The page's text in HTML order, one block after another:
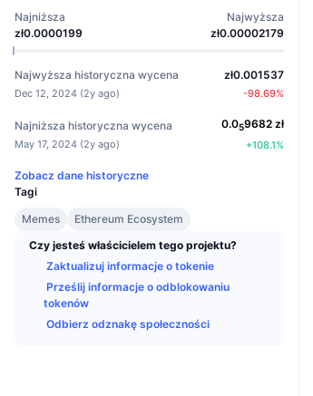
Najniższa
zł0.0000199
Najwyższa
zł0.00002179
Najwyższa historyczna wycena
Dec 12, 2024 (2y ago)
zł0.001537
-98.69%
Najniższa historyczna wycena
May 17, 2024 (2y ago)
0.059682 zł
+108.1%
Zobacz dane historyczne
Tagi
Memes
Ethereum Ecosystem
Czy jesteś właścicielem tego projektu?
Zaktualizuj informacje o tokenie
Prześlij informacje o odblokowaniu
tokenów
Odbierz odznakę społeczności